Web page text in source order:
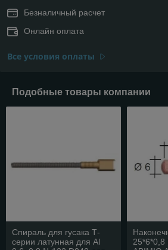
Безналичный расчет
Онлайн оплата
Все условия оплаты
Подобные товары компании
Спираль для гусака Т-
серии латунная для Al